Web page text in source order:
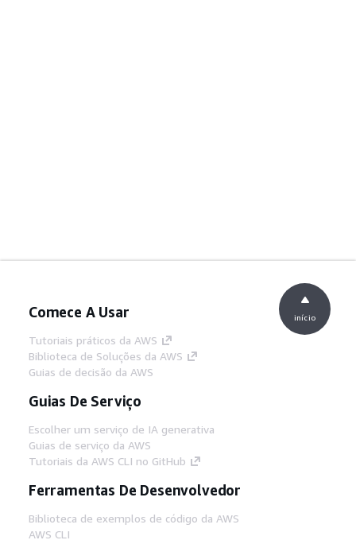
Comece A Usar
Tutoriais práticos da AWS
Biblioteca de Soluções da AWS
Guias de decisão da AWS
Guias De Serviço
Escolher um serviço de IA generativa
Guias de serviço da AWS
Tutoriais da AWS CLI no GitHub
Ferramentas De Desenvolvedor
Biblioteca de exemplos de código da AWS
AWS CLI
início